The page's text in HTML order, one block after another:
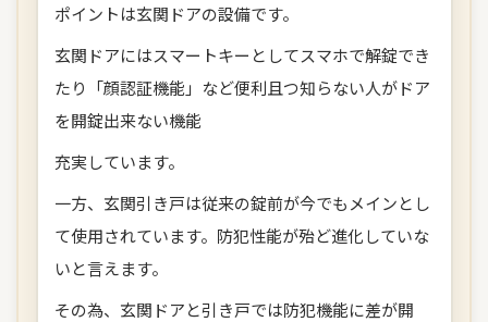
ポイントは玄関ドアの設備です。
玄関ドアにはスマートキーとしてスマホで解錠でき
たり「顔認証機能」など便利且つ知らない人がドア
を開錠出来ない機能
充実しています。
一方、玄関引き戸は従来の錠前が今でもメインとし
て使用されています。防犯性能が殆ど進化していな
いと言えます。
その為、玄関ドアと引き戸では防犯機能に差が開